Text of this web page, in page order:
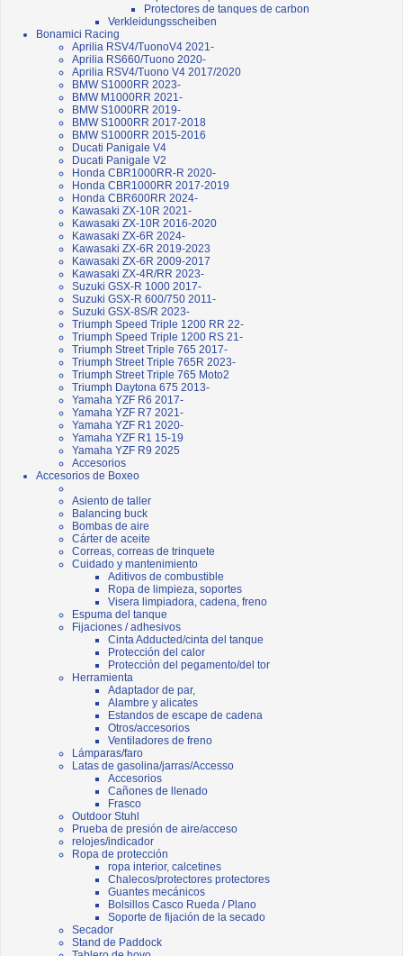
Protectores de tanques de carbon
Verkleidungsscheiben
Bonamici Racing
Aprilia RSV4/TuonoV4 2021-
Aprilia RS660/Tuono 2020-
Aprilia RSV4/Tuono V4 2017/2020
BMW S1000RR 2023-
BMW M1000RR 2021-
BMW S1000RR 2019-
BMW S1000RR 2017-2018
BMW S1000RR 2015-2016
Ducati Panigale V4
Ducati Panigale V2
Honda CBR1000RR-R 2020-
Honda CBR1000RR 2017-2019
Honda CBR600RR 2024-
Kawasaki ZX-10R 2021-
Kawasaki ZX-10R 2016-2020
Kawasaki ZX-6R 2024-
Kawasaki ZX-6R 2019-2023
Kawasaki ZX-6R 2009-2017
Kawasaki ZX-4R/RR 2023-
Suzuki GSX-R 1000 2017-
Suzuki GSX-R 600/750 2011-
Suzuki GSX-8S/R 2023-
Triumph Speed Triple 1200 RR 22-
Triumph Speed Triple 1200 RS 21-
Triumph Street Triple 765 2017-
Triumph Street Triple 765R 2023-
Triumph Street Triple 765 Moto2
Triumph Daytona 675 2013-
Yamaha YZF R6 2017-
Yamaha YZF R7 2021-
Yamaha YZF R1 2020-
Yamaha YZF R1 15-19
Yamaha YZF R9 2025
Accesorios
Accesorios de Boxeo
Asiento de taller
Balancing buck
Bombas de aire
Cárter de aceite
Correas, correas de trinquete
Cuidado y mantenimiento
Aditivos de combustible
Ropa de limpieza, soportes
Visera limpiadora, cadena, freno
Espuma del tanque
Fijaciones / adhesivos
Cinta Adducted/cinta del tanque
Protección del calor
Protección del pegamento/del tor
Herramienta
Adaptador de par,
Alambre y alicates
Estandos de escape de cadena
Otros/accesorios
Ventiladores de freno
Lámparas/faro
Latas de gasolina/jarras/Accesso
Accesorios
Cañones de llenado
Frasco
Outdoor Stuhl
Prueba de presión de aire/acceso
relojes/indicador
Ropa de protección
ropa interior, calcetines
Chalecos/protectores protectores
Guantes mecánicos
Bolsillos Casco Rueda / Plano
Soporte de fijación de la secado
Secador
Stand de Paddock